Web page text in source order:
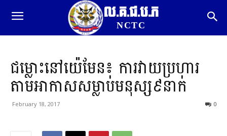
ល.គ.ជ.ប.ភ
NCTC
ជម្លោះនៅយ៉េមែន៖ ការវាយប្រហារ
តាមអាកាសសម្លាប់មនុស្ស៩នាក់
February 18, 2017 0